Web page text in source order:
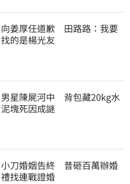
向姜厚任道歉　田路路：我要
找的是楊光友
男星陳屍河中　背包藏20kg水
泥塊死因成謎
小刀婚姻告終　昔砸百萬辦婚
禮找連戰證婚